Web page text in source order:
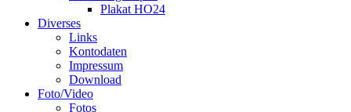
Plakat HO24
Diverses
Links
Kontodaten
Impressum
Download
Foto/Video
Fotos